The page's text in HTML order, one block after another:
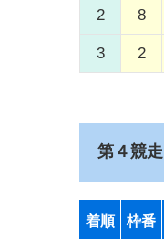
2 8
3 2
第４競
着順 枠番